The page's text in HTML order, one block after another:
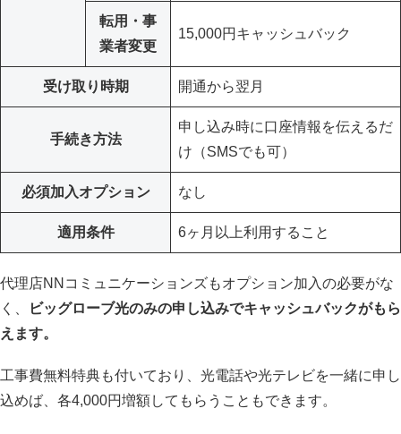
転用・事
業者変更
15,000円キャッシュバック
受け取り時期 開通から翌月
手続き方法
申し込み時に口座情報を伝えるだ
け（SMSでも可）
必須加入オプション なし
適用条件 6ヶ月以上利用すること
代理店NNコミュニケーションズもオプション加入の必要がな
く、
ビッグローブ光のみの申し込みでキャッシュバックがもら
えます。
工事費無料特典も付いており、光電話や光テレビを一緒に申し
込めば、各4,000円増額してもらうこともできます。